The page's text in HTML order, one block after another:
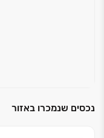
נכסים שנמכרו באזור